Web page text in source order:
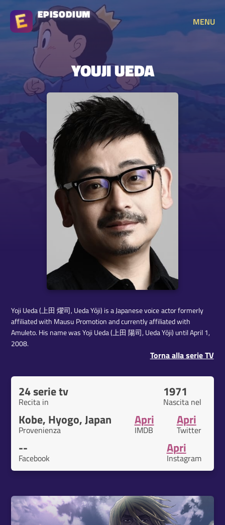
EPISODIUM
MENU
YOUJI UEDA
Yoji Ueda (上田 燿司, Ueda Yōji) is a Japanese voice actor formerly
affiliated with Mausu Promotion and currently affiliated with
Amuleto. His name was Yoji Ueda (上田 陽司, Ueda Yōji) until April 1,
2008.
Torna alla serie TV
24 serie tv
Recita in
1971
Nascita nel
Kobe, Hyogo, Japan
Provenienza
Apri
IMDB
Apri
Twitter
--
Facebook
Apri
Instagram